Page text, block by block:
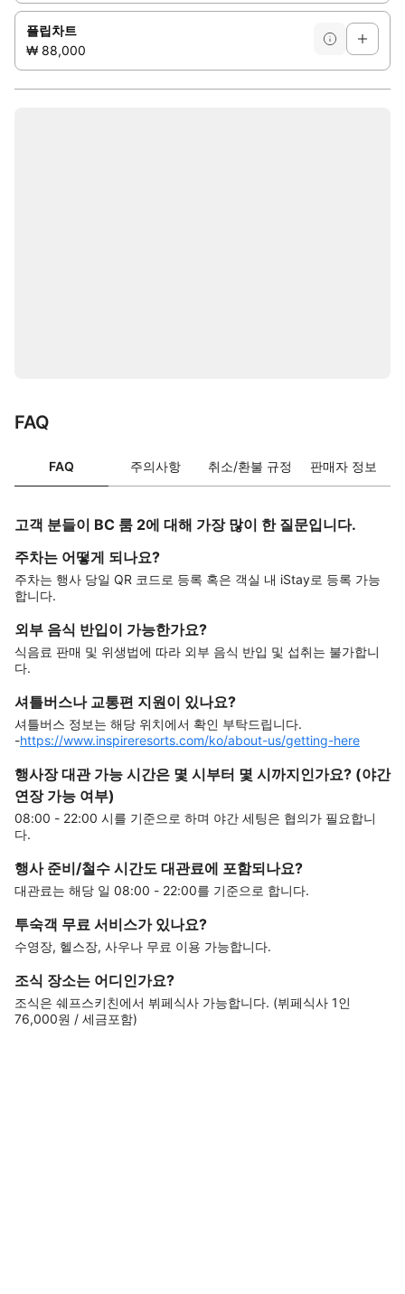
플립차트
₩ 88,000
FAQ
FAQ 주의사항 취소/환불 규정 판매자 정보
고객 분들이 BC 룸 2에 대해 가장 많이 한 질문입니다.
주차는 어떻게 되나요?
주차는 행사 당일 QR 코드로 등록 혹은 객실 내 iStay로 등록 가능
합니다.
외부 음식 반입이 가능한가요?
식음료 판매 및 위생법에 따라 외부 음식 반입 및 섭취는 불가합니
다.
셔틀버스나 교통편 지원이 있나요?
셔틀버스 정보는 해당 위치에서 확인 부탁드립니다.
-https://www.inspireresorts.com/ko/about-us/getting-here
행사장 대관 가능 시간은 몇 시부터 몇 시까지인가요? (야간
연장 가능 여부)
08:00 - 22:00 시를 기준으로 하며 야간 세팅은 협의가 필요합니
다.
행사 준비/철수 시간도 대관료에 포함되나요?
대관료는 해당 일 08:00 - 22:00를 기준으로 합니다.
투숙객 무료 서비스가 있나요?
수영장, 헬스장, 사우나 무료 이용 가능합니다.
조식 장소는 어디인가요?
조식은 쉐프스키친에서 뷔페식사 가능합니다. (뷔페식사 1인
76,000원 / 세금포함)